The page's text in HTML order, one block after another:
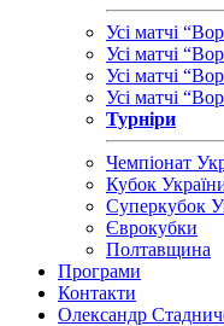
Усі матчі
Усі матчі
Усі матчі
Усі матчі
Турніри
Чемпіонат
Кубок
Суперкубок
Єврокубки
Полтавщина
Програми
Контакти
Олександр